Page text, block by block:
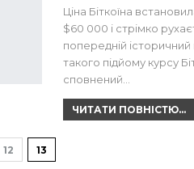
Ціна Біткоїна
$60 000 і стрімко
попередній
такого підйому курсу
сповнений…
ЧИТАТИ ПОВНІСТЮ...
12 13